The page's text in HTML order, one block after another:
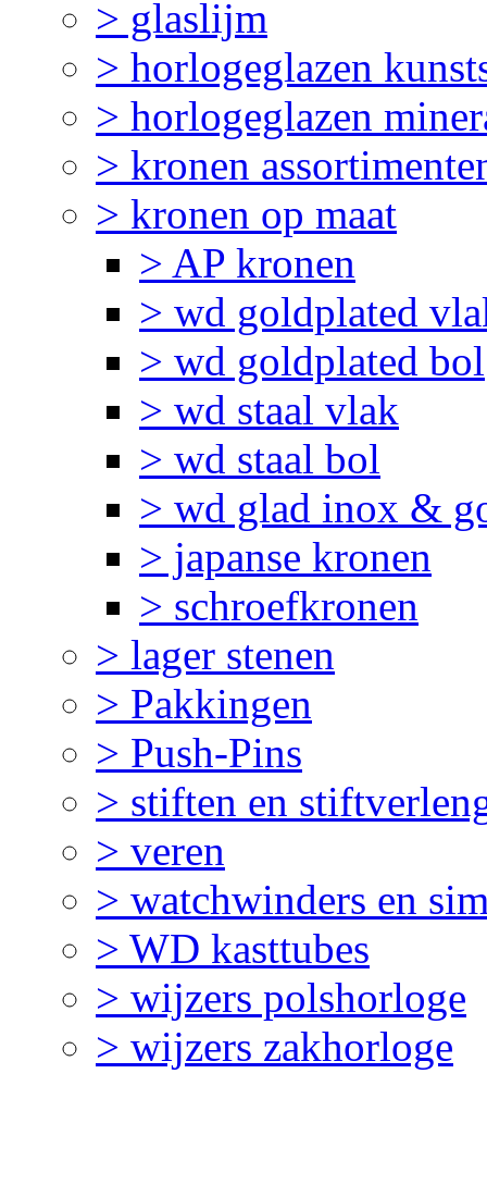
> glaslijm
> horlogeglazen
> horlogeglazen
> kronen
> kronen op maat
> AP kronen
> wd goldplated
> wd goldplated bol
> wd staal vlak
> wd staal bol
> wd glad inox &
> japanse kronen
> schroefkronen
> lager stenen
> Pakkingen
> Push-Pins
> stiften en
> veren
> watchwinders en
> WD kasttubes
> wijzers polshorloge
> wijzers zakhorloge